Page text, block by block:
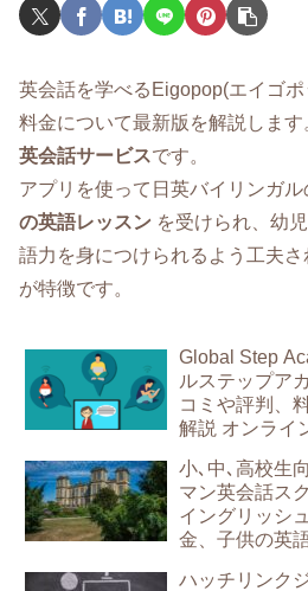
英会話を学べるEigopop(エイゴポ
料金について最新版を解説します
英会話サービスです。
アプリを使って日英バイリンガル
の英語レッスン を受けられ、幼
語力を身につけられるよう工夫
が特徴です。
Global Step
ルステップア
コミや評判、
解説 オンライ
小､中､高校生
マン英会話ス
イングリッシ
金、子供の英
ハッチリンク